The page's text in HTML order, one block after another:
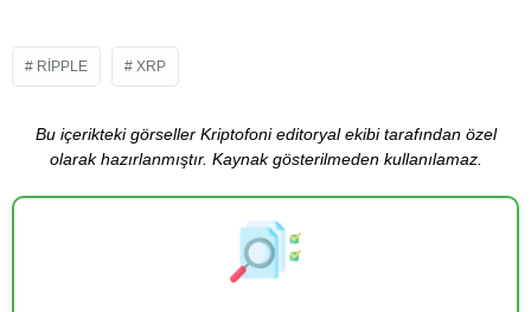
RIPPLE XRP
Bu içerikteki görseller Kriptofoni editoryal ekibi tarafından özel
olarak hazırlanmıştır. Kaynak gösterilmeden kullanılamaz.